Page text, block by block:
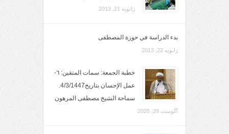
ژانویه 21, 2013
بدء الدراسة في حوزة المصطفى
ژانویه 22, 2013
خطبة الجمعة: سمات المتقين: ٦-
عمل الإحسان بتاريخ4/3/1447.
سماحة الشيخ مصطفى المرهون
آگوست 29, 2025